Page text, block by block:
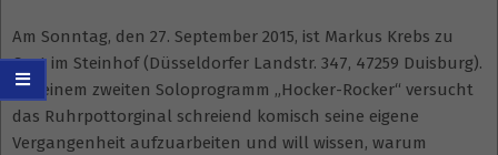
Am Sonntag, den 27. September 2015, ist Markus Krebs zu
Gast im Steinhof (Düsseldorfer Landstr. 347, 47259 Duisburg).
In seinem zweiten Soloprogramm „Hocker-Rocker“ versucht
das Ruhrpottorginal schreiend komisch seine eigene
Vergangenheit aufzuarbeiten und will wissen, warum